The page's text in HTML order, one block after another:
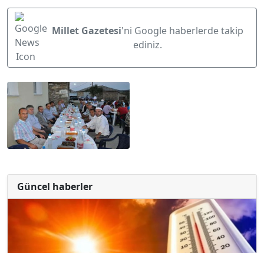
Millet Gazetesi'ni Google haberlerde takip
ediniz.
Güncel haberler